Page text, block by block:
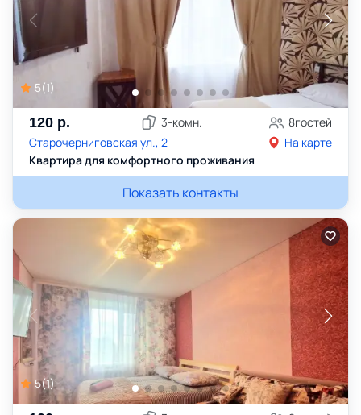
5(1)
120 р. 3-комн. 8гостей
Старочерниговская ул., 2
На карте
Квартира для комфортного проживания
Показать контакты
5(1)